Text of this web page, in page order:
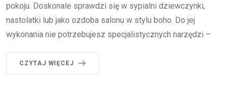
pokoju. Doskonale sprawdzi się w sypialni dziewczynki,
nastolatki lub jako ozdoba salonu w stylu boho. Do jej
wykonania nie potrzebujesz specjalistycznych narzędzi –
CZYTAJ WIĘCEJ